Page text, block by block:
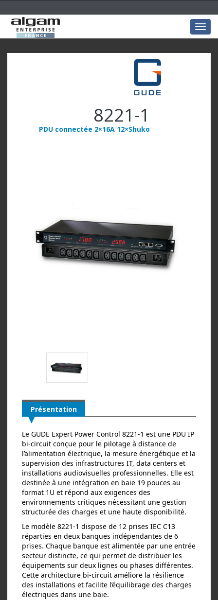
8221-1
PDU connectée 2×16A 12×Shuko
Présentation
Le GUDE Expert Power Control 8221‑1 est une PDU IP
bi‑circuit conçue pour le pilotage à distance de
l’alimentation électrique, la mesure énergétique et la
supervision des infrastructures IT, data centers et
installations audiovisuelles professionnelles. Elle est
destinée à une intégration en baie 19 pouces au
format 1U et répond aux exigences des
environnements critiques nécessitant une gestion
structurée des charges et une haute disponibilité.
Le modèle 8221‑1 dispose de 12 prises IEC C13
réparties en deux banques indépendantes de 6
prises. Chaque banque est alimentée par une entrée
secteur distincte, ce qui permet de distribuer les
équipements sur deux lignes ou phases différentes.
Cette architecture bi‑circuit améliore la résilience
des installations et facilite l’équilibrage des charges
électriques dans une baie.